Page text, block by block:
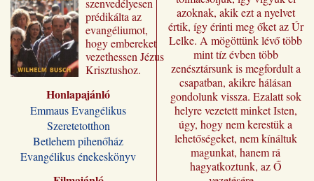
szenvedélyesen
prédikálta az
evangéliumot,
hogy embereket
vezethessen Jézus
Krisztushoz.
„Jézus a mi
sorsunk” címmel
jutnak el a magyar
olvasóhoz, a
fordításban is
megőrizve eredeti
formájukat,
Honlapajánló
Emmaus Evangélikus
Szeretetotthon
Betlehem pihenőház
Evangélikus énekeskönyv
azoknak, akik ezt a nyelvet
értik, így érinti meg őket az Úr
Lelke. A mögöttünk lévő több
mint tíz évben több
zenésztársunk is megfordult a
csapatban, akikre hálásan
gondolunk vissza. Ezalatt sok
helyre vezetett minket Isten,
úgy, hogy nem kerestük a
lehetőségeket, nem kínáltuk
magunkat, hanem rá
hagyatkoztunk, az Ő